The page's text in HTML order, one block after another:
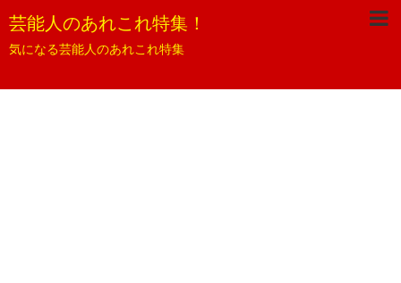
芸能人のあれこれ特集！
気になる芸能人のあれこれ特集